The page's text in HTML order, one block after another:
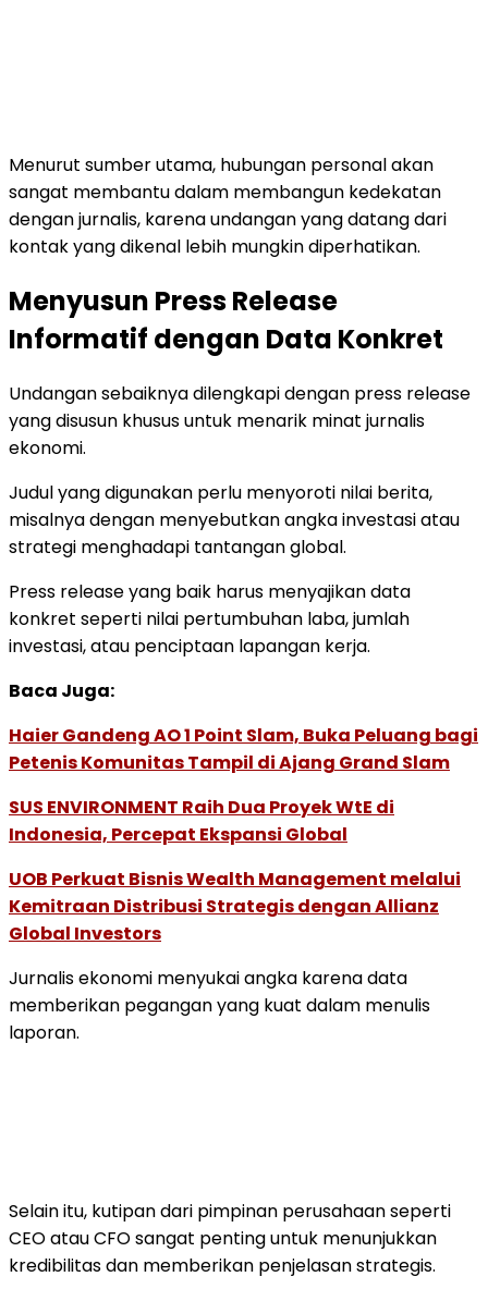
Menurut sumber utama, hubungan personal akan
sangat membantu dalam membangun kedekatan
dengan jurnalis, karena undangan yang datang dari
kontak yang dikenal lebih mungkin diperhatikan.
Menyusun Press Release
Informatif dengan Data Konkret
Undangan sebaiknya dilengkapi dengan press release
yang disusun khusus untuk menarik minat jurnalis
ekonomi.
Judul yang digunakan perlu menyoroti nilai berita,
misalnya dengan menyebutkan angka investasi atau
strategi menghadapi tantangan global.
Press release yang baik harus menyajikan data
konkret seperti nilai pertumbuhan laba, jumlah
investasi, atau penciptaan lapangan kerja.
Baca Juga:
Haier Gandeng AO 1 Point Slam, Buka Peluang bagi
Petenis Komunitas Tampil di Ajang Grand Slam
SUS ENVIRONMENT Raih Dua Proyek WtE di
Indonesia, Percepat Ekspansi Global
UOB Perkuat Bisnis Wealth Management melalui
Kemitraan Distribusi Strategis dengan Allianz
Global Investors
Jurnalis ekonomi menyukai angka karena data
memberikan pegangan yang kuat dalam menulis
laporan.
Selain itu, kutipan dari pimpinan perusahaan seperti
CEO atau CFO sangat penting untuk menunjukkan
kredibilitas dan memberikan penjelasan strategis.